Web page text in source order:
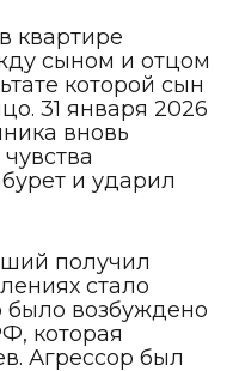
квартире
сыном и отцом
которой сын
31 января 2026
вновь
и ударил
получил
стало
было возбуждено
которая
Агрессор был